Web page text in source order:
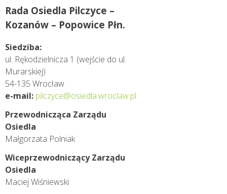
Rada Osiedla Pilczyce –
Kozanów – Popowice Płn.
Siedziba:
ul. Rękodzielnicza 1 (wejście do ul.
Murarskiej)
54-135 Wrocław
e-mail: pilczyce@osiedla.wroclaw.pl
Przewodnicząca Zarządu
Osiedla
Małgorzata Polniak
Wi­ce­prze­wod­ni­czący Za­rządu
Osiedla
Maciej Wiśniewski